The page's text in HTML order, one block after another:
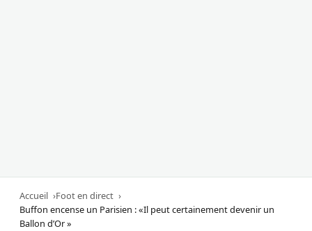
Accueil
Foot en direct
Buffon encense un Parisien : «Il peut certainement devenir un
Ballon d’Or »